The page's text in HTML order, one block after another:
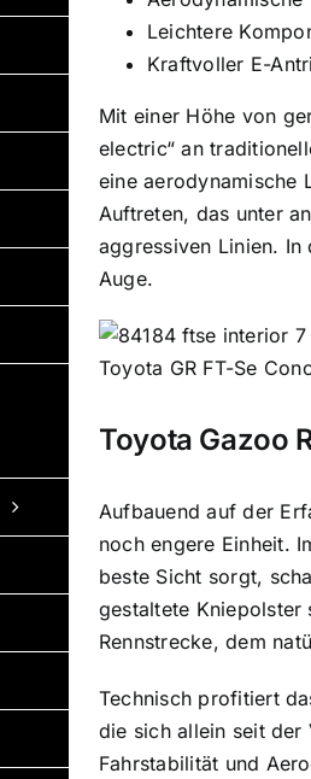
Leichtere
Kraftvoller E-
Mit einer Höhe von
electric“ an
eine aerodynamische
Auftreten, das unter
aggressiven Linien.
Auge.
Toyota GR FT-Se
Toyota Gazoo
Aufbauend auf der
noch engere Einheit.
beste Sicht sorgt,
gestaltete Kniepolster
Rennstrecke, dem
Technisch profitiert
die sich allein seit der
Fahrstabilität und